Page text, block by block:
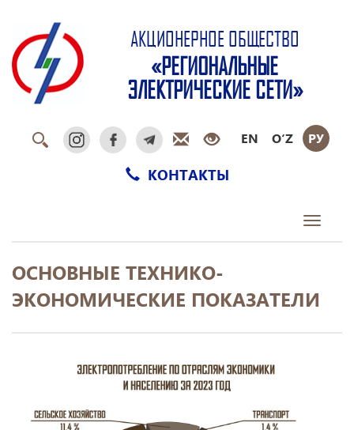
АКЦИОНЕРНОЕ ОБЩЕСТВО
«РЕГИОНАЛЬНЫЕ
ЭЛЕКТРИЧЕСКИЕ СЕТИ»
EN O‘Z РУ
КОНТАКТЫ
Toggle
ОСНОВНЫЕ ТЕХНИКО-
ЭКОНОМИЧЕСКИЕ ПОКАЗАТЕЛИ